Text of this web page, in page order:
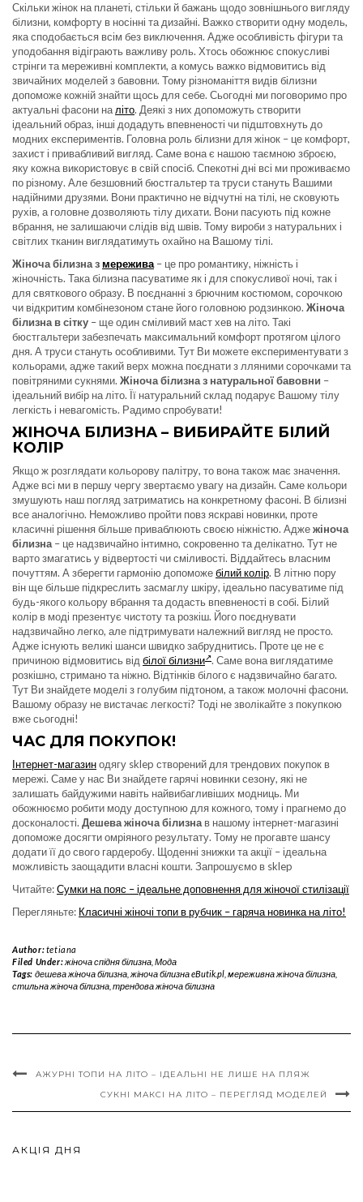
Скільки жінок на планеті, стільки й бажань щодо зовнішнього вигляду
білизни, комфорту в носінні та дизайні. Важко створити одну модель,
яка сподобається всім без виключення. Адже особливість фігури та
уподобання відіграють важливу роль. Хтось обожнює спокусливі
стрінги та мереживні комплекти, а комусь важко відмовитись від
звичайних моделей з бавовни. Тому різноманіття видів білизни
допоможе кожній знайти щось для себе. Сьогодні ми поговоримо про
актуальні фасони наліто. Деякі з них допоможуть створити
ідеальний образ, інші додадуть впевненості чи підштовхнуть до
модних експериментів. Головна роль білизни для жінок – це комфорт,
захист і привабливий вигляд. Саме вона є нашою таємною зброєю,
яку кожна використовує в свій спосіб. Спекотні дні всі ми проживаємо
по різному. Але безшовний бюстгальтер та труси стануть Вашими
надійними друзями. Вони практично не відчутні на тілі, не сковують
рухів, а головне дозволяють тілу дихати. Вони пасують під кожне
вбрання, не залишаючи слідів від швів. Тому вироби з натуральних і
світлих тканин виглядатимуть охайно на Вашому тілі.
Жіноча білизна змережива– це про романтику, ніжність і
жіночність. Така білизна пасуватиме як і для спокусливої ночі, так і
для святкового образу. В поєднанні з брючним костюмом, сорочкою
чи відкритим комбінезоном стане його головною родзинкою. Жіноча
білизна в сітку – ще один сміливий маст хев на літо. Такі
бюстгальтери забезпечать максимальний комфорт протягом цілого
дня. А труси стануть особливими. Тут Ви можете експериментувати з
кольорами, адже такий верх можна поєднати з лляними сорочками та
повітряними сукнями. Жіноча білизна з натуральної бавовни –
ідеальний вибір на літо. Її натуральний склад подарує Вашому тілу
легкість і невагомість. Радимо спробувати!
ЖІНОЧА БІЛИЗНА – ВИБИРАЙТЕ БІЛИЙ
КОЛІР
Якщо ж розглядати кольорову палітру, то вона також має значення.
Адже всі ми в першу чергу звертаємо увагу на дизайн. Саме кольори
змушують наш погляд затриматись на конкретному фасоні. В білизні
все аналогічно. Неможливо пройти повз яскраві новинки, проте
класичні рішення більше приваблюють своєю ніжністю. Аджежіноча
білизна– це надзвичайно інтимно, сокровенно та делікатно. Тут не
варто змагатись у відвертості чи сміливості. Віддайтесь власним
почуттям. А зберегти гармонію допоможебілий колір. В літню пору
він ще більше підкреслить засмаглу шкіру, ідеально пасуватиме під
будь-якого кольору вбрання та додасть впевненості в собі. Білий
колір в моді презентує чистоту та розкіш. Його поєднувати
надзвичайно легко, але підтримувати належний вигляд не просто.
Адже існують великі шанси швидко забруднитись. Проте це не є
причиною відмовитись відбілої білизни . Саме вона виглядатиме
розкішно, стримано та ніжно. Відтінків білого є надзвичайно багато.
Тут Ви знайдете моделі з голубим підтоном, а також молочні фасони.
Вашому образу не вистачає легкості? Тоді не зволікайте з покупкою
вже сьогодні!
ЧАС ДЛЯ ПОКУПОК!
Інтернет-магазинодягу sklep створений для трендових покупок в
мережі. Саме у нас Ви знайдете гарячі новинки сезону, які не
залишать байдужими навіть найвибагливіших модниць. Ми
обожнюємо робити моду доступною для кожного, тому і прагнемо до
досконалості. Дешева жіноча білизнав нашому інтернет-магазині
допоможе досягти омріяного результату. Тому не прогавте шансу
додати її до свого гардеробу. Щоденні знижки та акції – ідеальна
можливість заощадити власні кошти. Запрошуємо в sklep
Читайте:Сумки на пояс – ідеальне доповнення для жіночої стилізації
Перегляньте: Класичні жіночі топи в рубчик – гаряча новинка на літо!
Author:tetiana
Filed Under:жіноча спідня білизна, Мода
Tags: дешева жіноча білизна, жіноча білизна eButik.pl, мереживна жіноча білизна,
стильна жіноча білизна трендова жіноча білизна
АЖУРНІ ТОПИ НА ЛІТО – ІДЕАЛЬНІ НЕ ЛИШЕ НА ПЛЯЖ
СУКНІ МАКСІ НА ЛІТО – ПЕРЕГЛЯД МОДЕЛЕЙ
АКЦІЯ ДНЯ